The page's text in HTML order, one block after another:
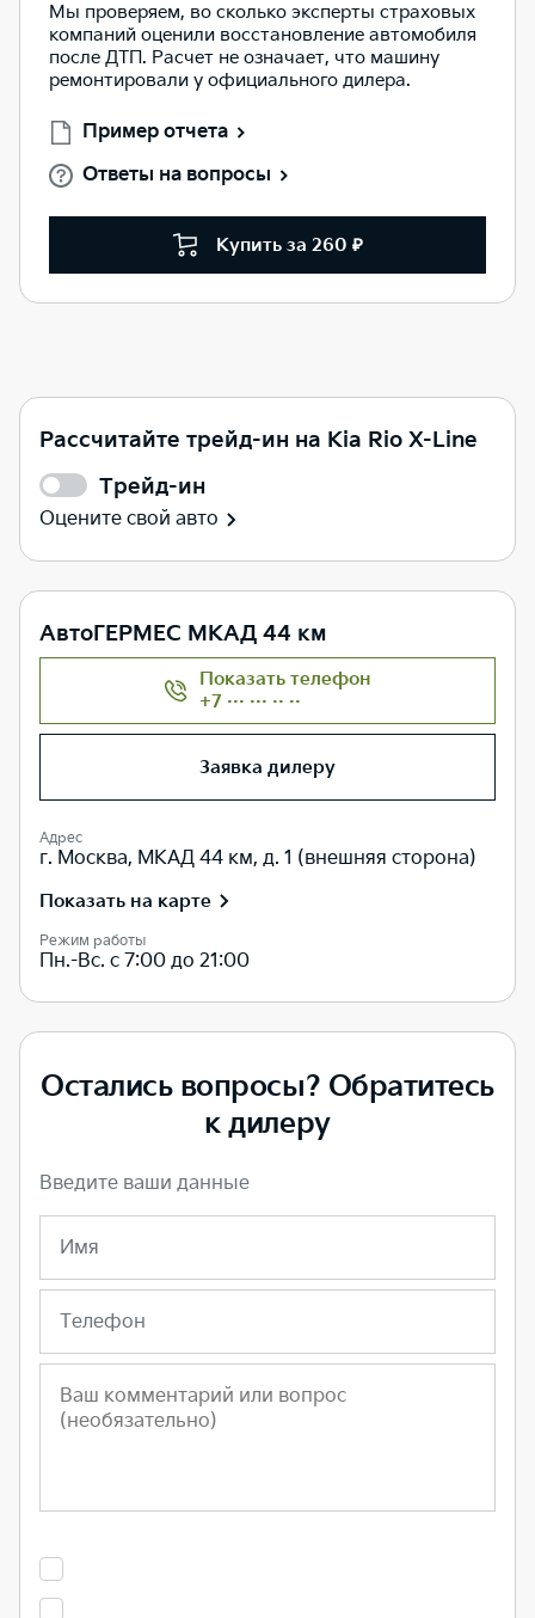
Мы проверяем, во сколько эксперты страховых
компаний оценили восстановление автомобиля
после ДТП. Расчет не означает, что машину
ремонтировали у официального дилера.
Пример отчета
Ответы на вопросы
Купить за 260 ₽
Рассчитайте трейд-ин на Kia Rio X-Line
Трейд-ин
Оцените свой авто
АвтоГЕРМЕС МКАД 44 км
Показать телефон
+7 ··· ··· ·· ··
Заявка дилеру
Адрес
г. Москва, МКАД 44 км, д. 1 (внешняя сторона)
Показать на карте
Режим работы
Пн.-Вс. с 7:00 до 21:00
Остались вопросы? Обратитесь
к дилеру
Введите ваши данные
Имя
Телефон